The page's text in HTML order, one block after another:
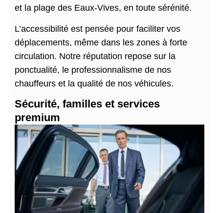
et la plage des Eaux-Vives, en toute sérénité.
L’accessibilité est pensée pour faciliter vos
déplacements, même dans les zones à forte
circulation. Notre réputation repose sur la
ponctualité, le professionnalisme de nos
chauffeurs et la qualité de nos véhicules.
Sécurité, familles et services
premium